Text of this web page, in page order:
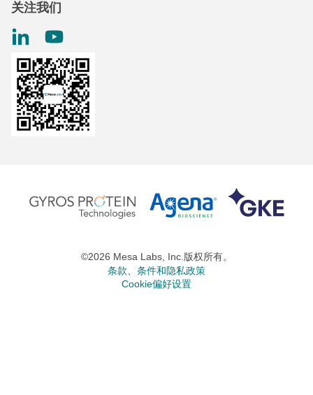
关注我们
©2026 Mesa Labs, Inc.版权所有。
条款、条件和隐私政策
Cookie偏好设置